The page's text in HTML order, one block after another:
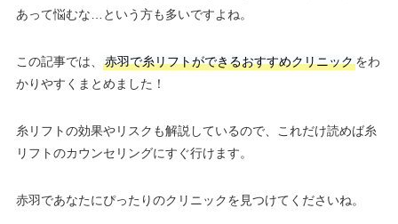
あって悩むな…という方も多いですよね。
この記事では、 赤羽で糸リフトができるおすすめクリニックをわ
かりやすくまとめました！
糸リフトの効果やリスクも解説しているので、これだけ読めば糸
リフトのカウンセリングにすぐ行けます。
赤羽であなたにぴったりのクリニックを見つけてくださいね。